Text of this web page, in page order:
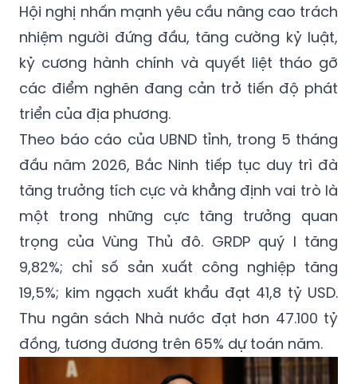
Hội nghị nhấn mạnh yêu cầu nâng cao trách
nhiệm người đứng đầu, tăng cường kỷ luật,
kỷ cương hành chính và quyết liệt tháo gỡ
các điểm nghẽn đang cản trở tiến độ phát
triển của địa phương.
Theo báo cáo của UBND tỉnh, trong 5 tháng
đầu năm 2026, Bắc Ninh tiếp tục duy trì đà
tăng trưởng tích cực và khẳng định vai trò là
một trong những cực tăng trưởng quan
trọng của Vùng Thủ đô. GRDP quý I tăng
9,82%; chỉ số sản xuất công nghiệp tăng
19,5%; kim ngạch xuất khẩu đạt 41,8 tỷ USD.
Thu ngân sách Nhà nước đạt hơn 47.100 tỷ
đồng, tương đương trên 65% dự toán năm.